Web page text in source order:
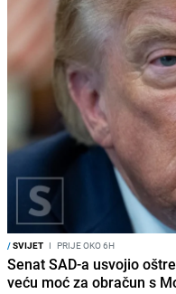
/SVIJET I PRIJE OKO 6H
Senat SAD-a usvojio
veću moć za obračun s